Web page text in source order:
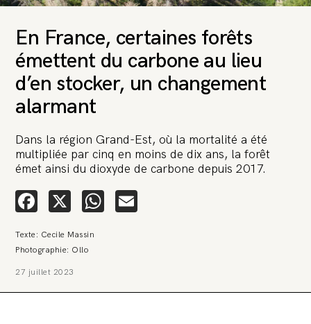
En France, certaines forêts
émettent du carbone au lieu
d’en stocker, un changement
alarmant
Dans la région Grand-Est, où la mortalité a été
multipliée par cinq en moins de dix ans, la forêt
émet ainsi du dioxyde de carbone depuis 2017.
Facebook
X WhatsApp
Texte: Cecile Massin
Photographie: Ollo
27 juillet 2023
🚨 L’heure est grave. Une
multinationale tente d’anéantir La
🔥 Le groupe Pierre Fabre, qui pèse 3,2 milliards d’euros, nous
Une procédure bâillon. Notre tort ? Avoir voulu protéger